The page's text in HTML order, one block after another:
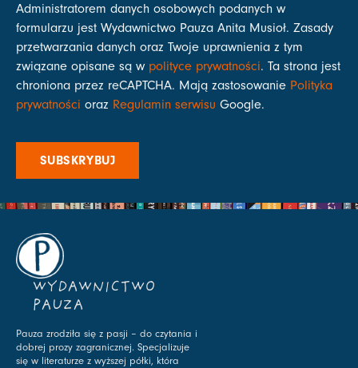
Administratorem danych osobowych podanych w
formularzu jest Wydawnictwo Pauza Anita Musioł. Zasady
przetwarzania danych oraz Twoje uprawnienia z tym
związane opisane są w polityce prywatności. Ta strona jest
chroniona przez reCAPTCHA. Mają zastosowanie Polityka
prywatności oraz Regulamin serwisu Google.
SUBSKRYBUJ
WYDAWNICTWO
PAUZA
Pauza zrodziła się z pasji – do czytania i
dobrej prozy zagranicznej. Specjalizuje
się w literaturze z wyższej półki, która